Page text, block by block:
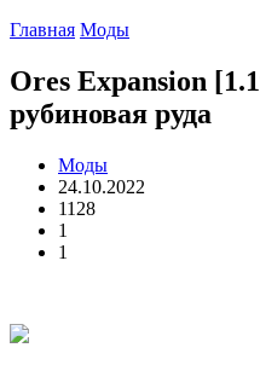
Главная Моды
Ores Expansion
рубиновая руда
Моды
24.10.2022
1128
1
1